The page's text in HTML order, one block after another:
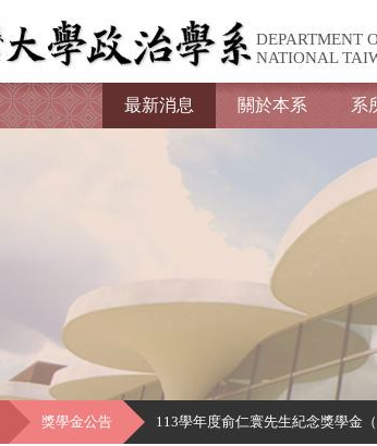
DEPARTMENT
NATIONAL
最新消息 關於本系 系
獎學金公告 113學年度俞仁寰先生紀念獎學金